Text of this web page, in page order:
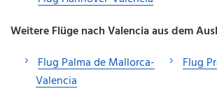
Weitere Flüge nach Valencia aus dem
Flug Palma de Mallorca-
Valencia
Flug